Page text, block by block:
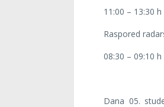
11:00 – 13:30
Raspored
08:30 – 09:10
Dana 05.